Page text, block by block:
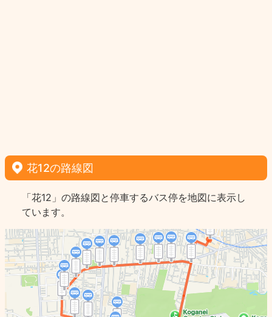
花12の路線図
「花12」の路線図と停車するバス停を地図に表示し
ています。